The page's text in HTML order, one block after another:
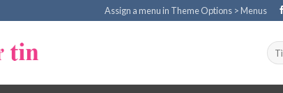
Assign a menu in Theme Options > Menus
Tìm
kiếm: